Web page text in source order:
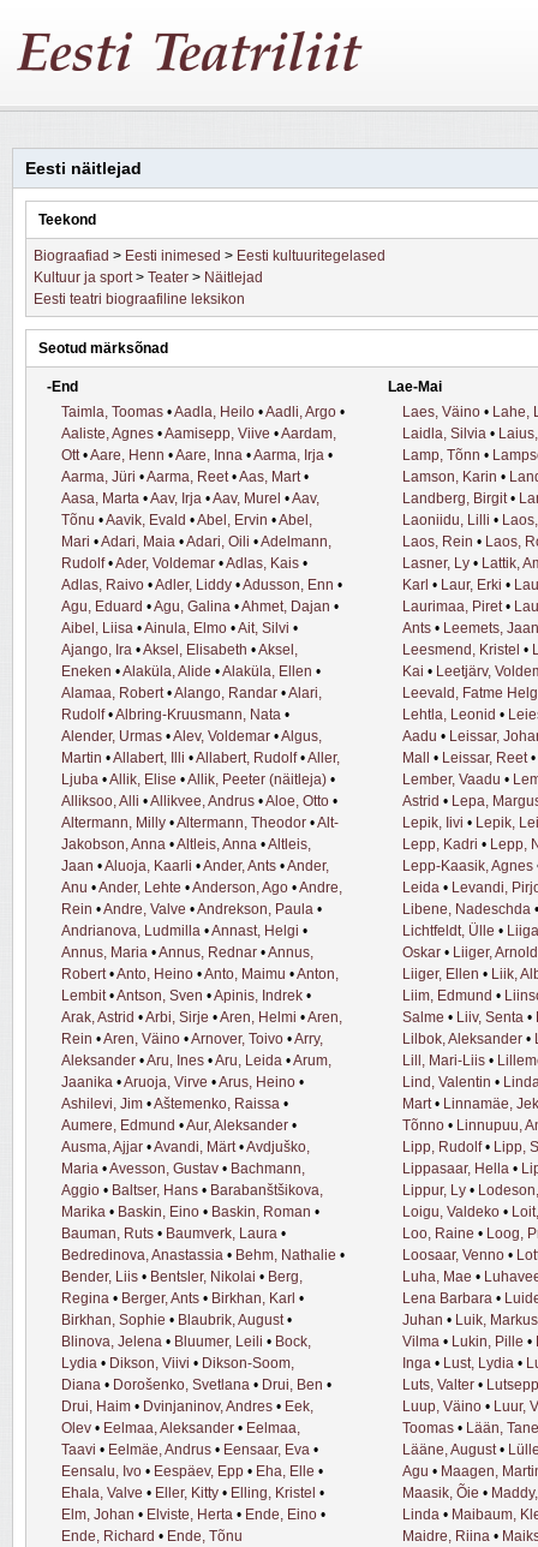
Eesti näitlejad
Teekond
Biograafiad > Eesti inimesed > Eesti kultuuritegelased
Kultuur ja sport> Teater > Näitlejad
Eesti teatri biograafiline leksikon
Seotud märksõnad
-End
Taimla, Toomas •Aadla, Heilo •Aadli, Argo •
Aaliste, Agnes •Aamisepp, Viive •Aardam,
Ott •Aare, Henn •Aare, Inna •Aarma, Irja •
Aarma, Jüri •Aarma, Reet •Aas, Mart •
Aasa, Marta •Aav, Irja •Aav, Murel •Aav,
Tõnu •Aavik, Evald •Abel, Ervin •Abel,
Mari •Adari, Maia •Adari, Oili •Adelmann,
Rudolf•Ader, Voldemar •Adlas, Kais •
Adlas, Raivo •Adler, Liddy •Adusson, Enn •
Agu, Eduard •Agu, Galina •Ahmet, Dajan •
Aibel, Liisa •Ainula, Elmo •Ait, Silvi •
Ajango, Ira •Aksel, Elisabeth •Aksel,
Eneken •Alaküla, Alide •Alaküla, Ellen •
Alamaa, Robert •Alango, Randar •Alari,
Rudolf•Albring-Kruusmann, Nata •
Alender, Urmas •Alev, Voldemar •Algus,
Martin •Allabert, Illi •Allabert, Rudolf•Aller,
Ljuba •Allik, Elise •Allik, Peeter (näitleja) •
Alliksoo, Alli •Allikvee, Andrus •Aloe, Otto •
Altermann, Milly •Altermann, Theodor •Alt-
Jakobson, Anna •Altleis, Anna •Altleis,
Jaan •Aluoja, Kaarli •Ander, Ants •Ander,
Anu •Ander, Lehte •Anderson, Ago •Andre,
Rein •Andre, Valve •Andrekson, Paula •
Andrianova, Ludmilla •Annast, Helgi •
Annus, Maria •Annus, Rednar •Annus,
Robert •Anto, Heino •Anto, Maimu •Anton,
Lembit •Antson, Sven •Apinis, Indrek •
Arak, Astrid •Arbi, Sirje •Aren, Helmi •Aren,
Rein •Aren, Väino •Arnover, Toivo •Arry,
Aleksander •Aru, Ines •Aru, Leida •Arum,
Jaanika •Aruoja, Virve •Arus, Heino •
Ashilevi, Jim •Aštemenko, Raissa •
Aumere, Edmund •Aur, Aleksander •
Ausma, Ajjar •Avandi, Märt •Avdjuško,
Maria •Avesson, Gustav • Bachmann,
Aggio • Baltser, Hans • Barabanštšikova,
Marika • Baskin, Eino • Baskin, Roman •
Bauman, Ruts • Baumverk, Laura •
Bedredinova, Anastassia • Behm, Nathalie •
Bender, Liis • Bentsler, Nikolai • Berg,
Regina • Berger, Ants • Birkhan, Karl •
Birkhan, Sophie • Blaubrik, August •
Blinova, Jelena • Bluumer, Leili • Bock,
Lydia • Dikson, Viivi • Dikson-Soom,
Diana • Dorošenko, Svetlana • Drui, Ben •
Drui, Haim • Dvinjaninov, Andres • Eek,
Olev • Eelmaa, Aleksander • Eelmaa,
Taavi • Eelmäe, Andrus • Eensaar, Eva •
Eensalu, Ivo • Eespäev, Epp • Eha, Elle •
Ehala, Valve • Eller, Kitty • Elling, Kristel •
Elm, Johan • Elviste, Herta • Ende, Eino •
Ende, Richard • Ende, Tõnu
Lae-Mai
Laes, Väino • Lahe,
Laidla, Silvia •
Lamp, Tõnn •
Lamson, Karin •
Landberg, Birgit •
Laoniidu, Lilli •
Laos, Rein • Laos,
Lasner, Ly • Lattik,
Karl • Laur, Erki •
Laurimaa, Piret •
Ants • Leemets, Jaan
Leesmend, Kristel •
Kai • Leetjärv,
Leevald, Fatme
Lehtla, Leonid •
Aadu • Leissar,
Mall • Leissar, Reet •
Lember, Vaadu •
Astrid • Lepa,
Lepik, Iivi • Lepik,
Lepp, Kadri • Lepp,
Lepp-Kaasik, Agnes
Leida • Levandi,
Libene, Nadeschda
Lichtfeldt, Ülle •
Oskar • Liiger, Arnold
Liiger, Ellen • Liik,
Liim, Edmund •
Salme • Liiv, Senta •
Lilbok, Aleksander •
Lill, Mari-Liis •
Lind, Valentin •
Mart • Linnamäe,
Tõnno • Linnupuu,
Lipp, Rudolf• Lipp,
Lippasaar, Hella •
Lippur, Ly •
Loigu, Valdeko •
Loo, Raine • Loog,
Loosaar, Venno •
Luha, Mae •
Lena Barbara •
Juhan • Luik, Markus
Vilma • Lukin, Pille •
Inga • Lust, Lydia •
Luts, Valter •
Luup, Väino • Luur,
Toomas • Lään,
Lääne, August •
Agu • Maagen,
Maasik, Õie •
Linda • Maibaum,
Maidre, Riina •